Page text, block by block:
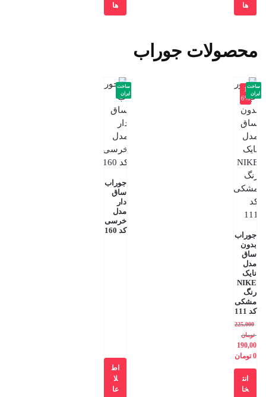
ها
ها
محصولات جوراب
-1
6%
جوراب
بدون
ساق
مدل
نایک
NIKE
رنگ
مشکی
کد 111
225,000
تومان
190,00
0 تومان
ساخت
ایران
انت
خا
جوراب
ساق
دار
مدل
خرسی
کد 160
ساخت
ایران
اط
لا
عا